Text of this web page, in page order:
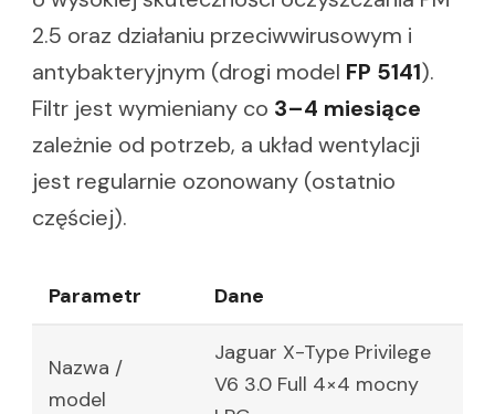
2.5 oraz działaniu przeciwwirusowym i
antybakteryjnym (drogi model FP 5141).
Filtr jest wymieniany co 3–4 miesiące
zależnie od potrzeb, a układ wentylacji
jest regularnie ozonowany (ostatnio
częściej).
Parametr Dane
Nazwa /
model
Jaguar X-Type Privilege
V6 3.0 Full 4×4 mocny